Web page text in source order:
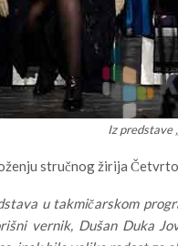
Iz predstave
stručnog žirija
u takmičarskom
vernik, Dušan Duka